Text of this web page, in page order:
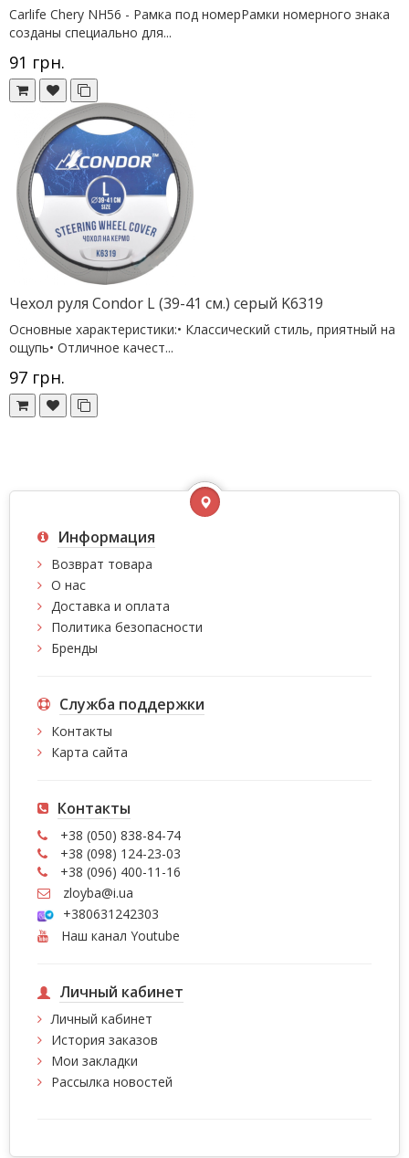
Сarlife Chery NH56 - Рамка под номерРамки номерного знака
созданы специально для...
91 грн.
Чехол руля Condor L (39-41 см.) серый K6319
Основные характеристики:• Классический стиль, приятный на
ощупь• Отличное качест...
97 грн.
Информация
Возврат товара
О нас
Доставка и оплата
Политика безопасности
Бренды
Служба поддержки
Контакты
Карта сайта
Контакты
+38 (050) 838-84-74
+38 (098) 124-23-03
+38 (096) 400-11-16
zloyba@i.ua
+380631242303
Наш канал Youtube
Личный кабинет
Личный кабинет
История заказов
Мои закладки
Рассылка новостей